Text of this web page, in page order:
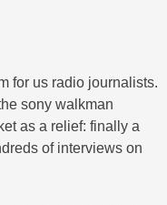
for us radio journalists.
sony walkman
as a relief: finally a
of interviews on